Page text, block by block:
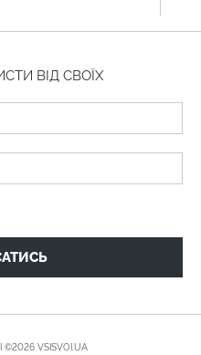
ВІД СВОЇХ
VSISVOI.UA